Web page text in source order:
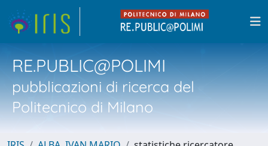
RE.PUBLIC@POLIMI
pubblicazioni di ricerca del
Politecnico di Milano